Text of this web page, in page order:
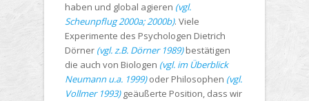
haben und global agieren (vgl.
Scheunpflug 2000a;2000b). Viele
Experimente des Psychologen Dietrich
Dörner (vgl. z.B. Dörner 1989)bestätigen
die auch von Biologen (vgl. im Überblick
Neumann u.a. 1999)oder Philosophen (vgl.
Vollmer 1993)geäußerte Position, dass wir